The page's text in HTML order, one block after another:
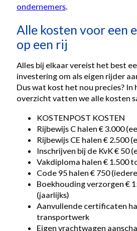
ondernemers.
Alle kosten voor een
op een rij
Alles bij elkaar vereist het best
investering om als eigen rijder
Dus wat kost het nou precies? In
overzicht vatten we alle kosten
KOSTENPOST KOSTEN
Rijbewijs C halen € 3.000
Rijbewijs CE halen € 2.500
Inschrijven bij de KvK € 50
Vakdiploma halen € 1.500
Code 95 halen € 750
Boekhouding verzorgen €
(jaarlijks)
Aanvullende certificaten
transportwerk
Eigen vrachtwagen